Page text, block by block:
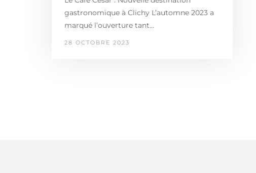
gastronomique à Clichy L’automne 2023 a
marqué l’ouverture tant…
28 OCTOBRE 2023